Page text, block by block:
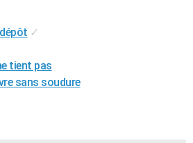
✓
tient pas
sans soudure